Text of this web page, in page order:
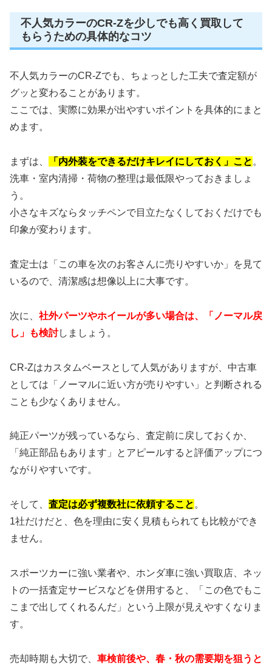
不人気カラーのCR-Zを少しでも高く買取して
もらうための具体的なコツ
不人気カラーのCR-Zでも、ちょっとした工夫で査定額が
グッと変わることがあります。
ここでは、実際に効果が出やすいポイントを具体的にまと
めます。
まずは、 「内外装をできるだけキレイにしておく」こと 。
洗車・室内清掃・荷物の整理は最低限やっておきましょ
う。
小さなキズならタッチペンで目立たなくしておくだけでも
印象が変わります。
査定士は「この車を次のお客さんに売りやすいか」を見て
いるので、清潔感は想像以上に大事です。
次に、 社外パーツやホイールが多い場合は、「ノーマル戻
し」も検討しましょう。
CR-Zはカスタムベースとして人気がありますが、中古車
としては「ノーマルに近い方が売りやすい」と判断される
ことも少なくありません。
純正パーツが残っているなら、査定前に戻しておくか、
「純正部品もあります」とアピールすると評価アップにつ
ながりやすいです。
そして、 査定は必ず複数社に依頼すること 。
1社だけだと、色を理由に安く見積もられても比較ができ
ません。
スポーツカーに強い業者や、ホンダ車に強い買取店、ネッ
トの一括査定サービスなどを併用すると、「この色でもこ
こまで出してくれるんだ」という上限が見えやすくなりま
す。
売却時期も大切で、 車検前後や、春・秋の需要期を狙うと